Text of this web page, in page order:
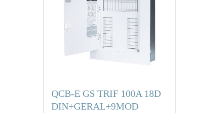
QCB-E GS TRIF 100A 18D
DIN+GERAL+9MOD